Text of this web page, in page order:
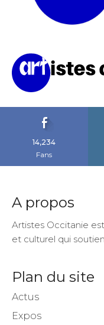
14,234
Fans
A propos
Artistes Occitanie
et culturel qui
Plan du site
Actus
Expos